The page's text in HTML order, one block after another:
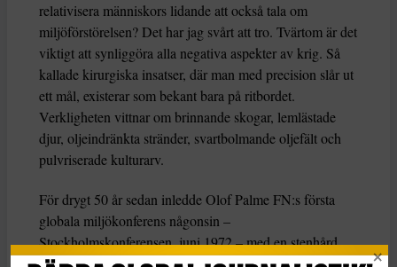
relativisera människors lidande att också tala om
miljöförstörelsen? Det har jag svårt att tro. Tvärtom är det
viktigt att synliggöra alla negativa aspekter av krig. Så
kallade kirurgiska insatser, där man med precision slår ut
ett mål, existerar som bekant bara på ritbordet.
Verkligheten vittnar om brinnande skogar, lemlästade
djur, oljeindränkta stränder, svartbolmande oljefält och
pulvriserade kulturarv.
För drygt 50 år sedan inledde Olof Palme FN:s första
globala miljökonferens någonsin –
Stockholmskonferensen, juni 1972 – med en stenhård
kritik mot USA:s krig i Vietnam, som han menade också